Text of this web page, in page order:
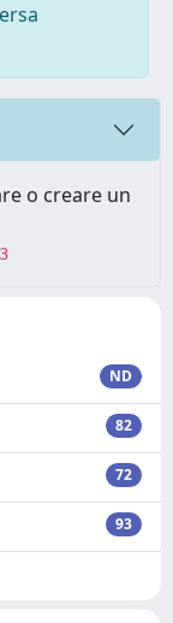
o creare un
ND
82
72
93